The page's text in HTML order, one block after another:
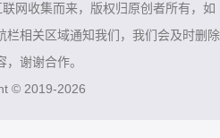
网收集而来，版权归原创者所有，如
栏相关区域通知我们，我们会及时删除
，谢谢合作。
© 2019-2026